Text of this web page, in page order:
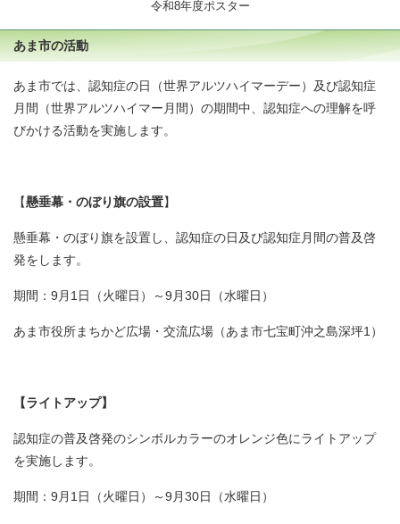
令和8年度ポスター
あま市の活動
あま市では、認知症の日（世界アルツハイマーデー）及び認知症
月間（世界アルツハイマー月間）の期間中、認知症への理解を呼
びかける活動を実施します。
【懸垂幕・のぼり旗の設置】
懸垂幕・のぼり旗を設置し、認知症の日及び認知症月間の普及啓
発をします。
期間：9月1日（火曜日）～9月30日（水曜日）
あま市役所まちかど広場・交流広場（あま市七宝町沖之島深坪1）
【ライトアップ】
認知症の普及啓発のシンボルカラーのオレンジ色にライトアップ
を実施します。
期間：9月1日（火曜日）～9月30日（水曜日）